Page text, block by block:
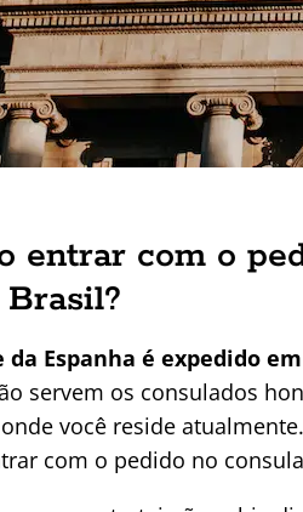
entrar com o
Espanha é expedido
servem os consulados
você reside
com o pedido no